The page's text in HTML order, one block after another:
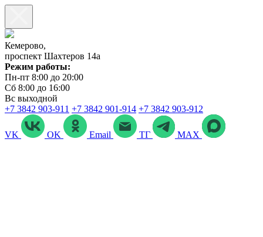
Кемерово,
проспект Шахтеров 14а
Режим работы:
Пн-пт 8:00 до 20:00
Сб 8:00 до 16:00
Вс выходной
+7 3842 903‑911 +7 3842 901‑914 +7 3842 903-912
VK OK Email ТГ MAX